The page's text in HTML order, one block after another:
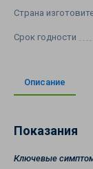
Страна
Срок годности
Описание
Показания
Ключевые